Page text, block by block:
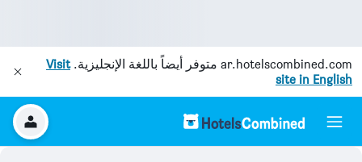
ar.hotelscombined.com متوفر أيضاً باللغة الإنجليزية.Visit
site in English